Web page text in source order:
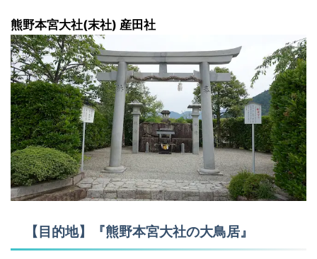
熊野本宮大社(末社) 産田社
【目的地】『熊野本宮大社の大鳥居』